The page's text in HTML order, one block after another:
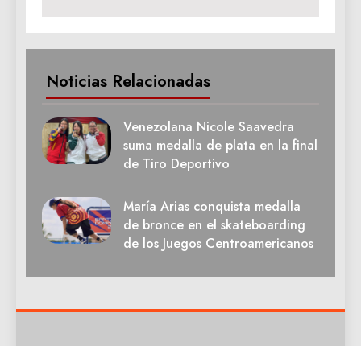
Noticias Relacionadas
Venezolana Nicole Saavedra
suma medalla de plata en la final
de Tiro Deportivo
María Arias conquista medalla
de bronce en el skateboarding
de los Juegos Centroamericanos